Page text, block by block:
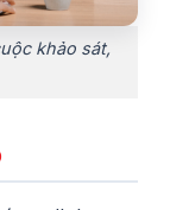
khảo sát,